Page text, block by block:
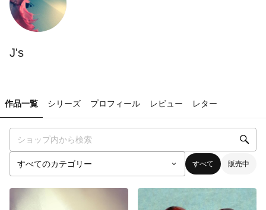
J's
作品一覧 シリーズ プロフィール レビュー レター
すべて 販売中